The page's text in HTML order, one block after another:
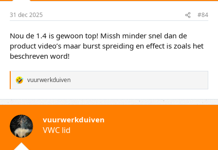
n
31 dec 2025 #84
Nou de 1.4 is gewoon top! Missh minder snel dan de
product video’s maar burst spreiding en effect is zoals het
beschreven word!
W
a
a
r
d
e
r
i
n
vuurwerkduiven
vuurwerkduiven
VWC lid